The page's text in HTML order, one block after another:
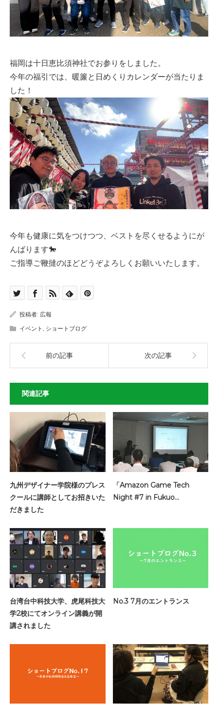
福岡は十日恵比須神社でお参りをしました。
今年の福引では、暖簾と日めくりカレンダーが当たりま
した！
今年も健康に気をつけつつ、ベストを尽くせるようにが
んばります🐎
ご指導ご鞭撻のほどどうぞよろしくお願いいたします。
投稿者: 広報
イベント
ショートブログ
前の記事 次の記事
関連記事
九州デザイナー学院様のプレス
クールに講師としてお招きいた
だきました
「Amazon Game Tech
Night #7 in Fukuo…
台湾台中科技大学、虎尾科技大
学2校にてオンライン講義が開
講されました
No.3 7月のエントランス